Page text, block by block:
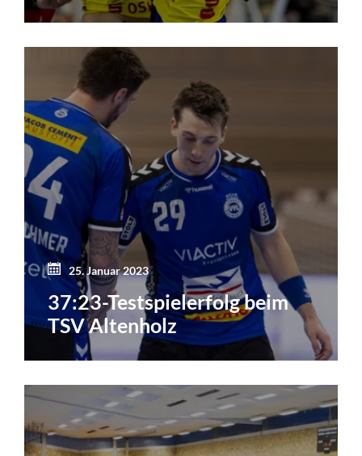
25. Januar 2023
37:23-Testspielerfolg beim
TSV Altenholz